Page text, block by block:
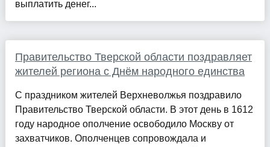
выплатить денег...
Правительство Тверской области поздравляет
жителей региона с Днём народного единства
С праздником жителей Верхневолжья поздравило
Правительство Тверской области. В этот день в 1612
году народное ополчение освободило Москву от
захватчиков. Ополченцев сопровождала и